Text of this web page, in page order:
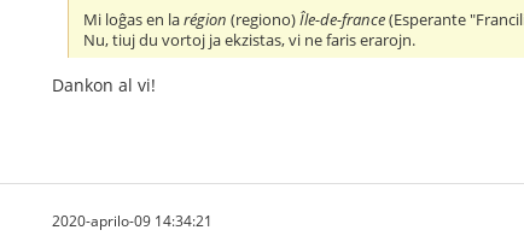
Mi loĝas en larégion (regiono)Île-de-france(Esperante
Nu, tiuj du vortoj ja ekzistas, vi ne faris erarojn.
Dankon al vi!
2020-aprilo-09 14:34:21